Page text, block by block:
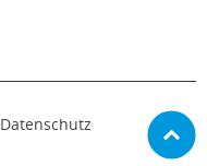
Datenschutz